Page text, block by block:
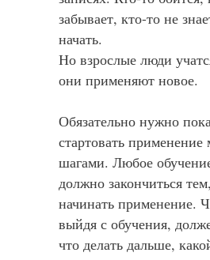
забывает, кто-то не
начать.
Но взрослые люди
они применяют новое.
Обязательно нужно
стартовать
шагами. Любое
должно закончиться
начинать применение.
выйдя с обучения,
что делать дальше,